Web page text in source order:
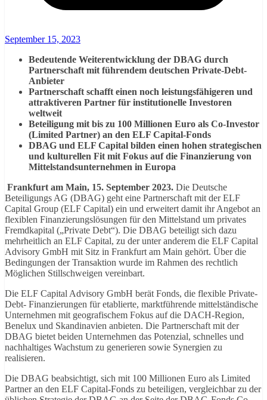
September 15, 2023
Bedeutende Weiterentwicklung der DBAG durch
Partnerschaft mit führendem deutschen Private-Debt-
Anbieter
Partnerschaft schafft einen noch leistungsfähigeren und
attraktiveren Partner für institutionelle Investoren
weltweit
Beteiligung mit bis zu 100 Millionen Euro als Co-Investor
(Limited Partner) an den ELF Capital-Fonds
DBAG und ELF Capital bilden einen hohen strategischen
und kulturellen Fit mit Fokus auf die Finanzierung von
Mittelstandsunternehmen in Europa
Frankfurt am Main, 15. September 2023. Die Deutsche
Beteiligungs AG (DBAG) geht eine Partnerschaft mit der ELF
Capital Group (ELF Capital) ein und erweitert damit ihr Angebot an
flexiblen Finanzierungslösungen für den Mittelstand um privates
Fremdkapital („Private Debt“). Die DBAG beteiligt sich dazu
mehrheitlich an ELF Capital, zu der unter anderem die ELF Capital
Advisory GmbH mit Sitz in Frankfurt am Main gehört. Über die
Bedingungen der Transaktion wurde im Rahmen des rechtlich
Möglichen Stillschweigen vereinbart.
Die ELF Capital Advisory GmbH berät Fonds, die flexible Private-
Debt- Finanzierungen für etablierte, marktführende mittelständische
Unternehmen mit geografischem Fokus auf die DACH-Region,
Benelux und Skandinavien anbieten. Die Partnerschaft mit der
DBAG bietet beiden Unternehmen das Potenzial, schnelles und
nachhaltiges Wachstum zu generieren sowie Synergien zu
realisieren.
Die DBAG beabsichtigt, sich mit 100 Millionen Euro als Limited
Partner an den ELF Capital-Fonds zu beteiligen, vergleichbar zu der